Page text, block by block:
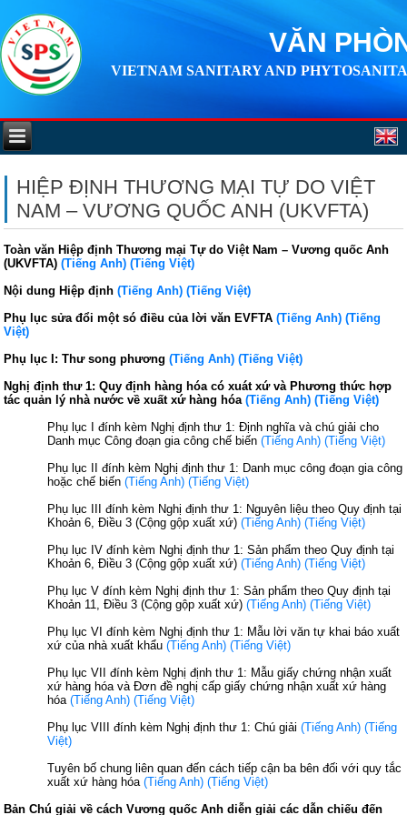
VĂN
VIETNAM SANITARY AND
HIỆP ĐỊNH THƯƠNG MẠI TỰ DO VIỆT
NAM – VƯƠNG QUỐC ANH (UKVFTA)
Toàn văn Hiệp định Thương mại Tự do Việt Nam – Vương quốc Anh
(UKVFTA)(Tiếng Anh) (Tiếng Việt)
Nội dung Hiệp định(Tiếng Anh) (Tiếng Việt)
Phụ lục sửa đổi một só điều của lời văn EVFTA(Tiếng Anh) (Tiếng
Việt)
Phụ lục I: Thư song phương(Tiếng Anh) (Tiếng Việt)
Nghị định thư 1: Quy định hàng hóa có xuát xứ và Phương thức hợp
tác quản lý nhà nước về xuất xứ hàng hóa(Tiếng Anh) (Tiếng Việt)
Phụ lục I đính kèm Nghị định thư 1: Định nghĩa và chú giải cho
Danh mục Công đoạn gia công chế biến (Tiếng Anh) (Tiếng Việt)
Phụ lục II đính kèm Nghị định thư 1: Danh mục công đoạn gia công
hoặc chế biến (Tiếng Anh) (Tiếng Việt)
Phụ lục III đính kèm Nghị định thư 1: Nguyên liệu theo Quy định tại
Khoản 6, Điều 3 (Cộng gộp xuất xứ) (Tiếng Anh) (Tiếng Việt)
Phụ lục IV đính kèm Nghị định thư 1: Sản phẩm theo Quy định tại
Khoản 6, Điều 3 (Cộng gộp xuất xứ) (Tiếng Anh) (Tiếng Việt)
Phụ lục V đính kèm Nghị định thư 1: Sản phẩm theo Quy định tại
Khoản 11, Điều 3 (Cộng gộp xuất xứ) (Tiếng Anh) (Tiếng Việt)
Phụ lục VI đính kèm Nghị định thư 1: Mẫu lời văn tự khai báo xuất
xứ của nhà xuất khẩu (Tiếng Anh) (Tiếng Việt)
Phụ lục VII đính kèm Nghị định thư 1: Mẫu giấy chứng nhận xuất
xứ hàng hóa và Đơn đề nghị cấp giấy chứng nhận xuất xứ hàng
hóa (Tiếng Anh) (Tiếng Việt)
Phụ lục VIII đính kèm Nghị định thư 1: Chú giải (Tiếng Anh) (Tiếng
Việt)
Tuyên bố chung liên quan đến cách tiếp cận ba bên đối với quy tắc
xuất xứ hàng hóa (Tiếng Anh) (Tiếng Việt)
Bản Chú giải về cách Vương quốc Anh diễn giải các dẫn chiếu đến